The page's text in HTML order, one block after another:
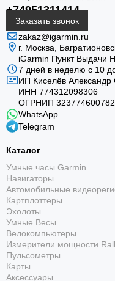
Power Glass
+74951311414
Заказать звонок
zakaz@igarmin.ru
г. Москва,
iGarmin Пункт Выдачи
7 дней в неделю с 10
ИП Киселёв Александр
ИНН 774312098306
ОГРНИП
WhatsApp
Telegram
Каталог
Умные часы Garmin
Навигаторы
Автомобильные
Картплоттеры
Эхолоты
Умные Весы
Велокомпьютеры
Измерители мощности
Пульсометры
Карты
Аксессуары